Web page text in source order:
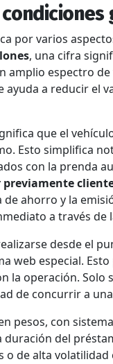
por varios
, una cifra
amplio espectro
ayuda a reducir el
que el
Esto simplifica
con la prenda
ahorro y la
a través de
desde el
web especial.
la operación. Solo
de concurrir a
pesos, con
del
de alta volatilidad